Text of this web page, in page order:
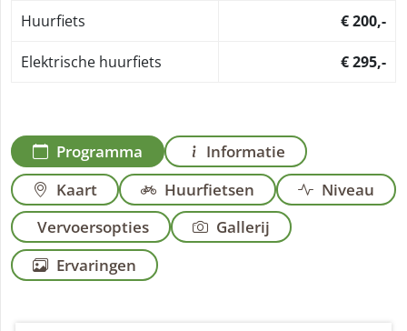
Huurfiets € 200,-
Elektrische huurfiets € 295,-
Programma
Informatie
Kaart
Huurfietsen
Niveau
Vervoersopties
Gallerij
Ervaringen